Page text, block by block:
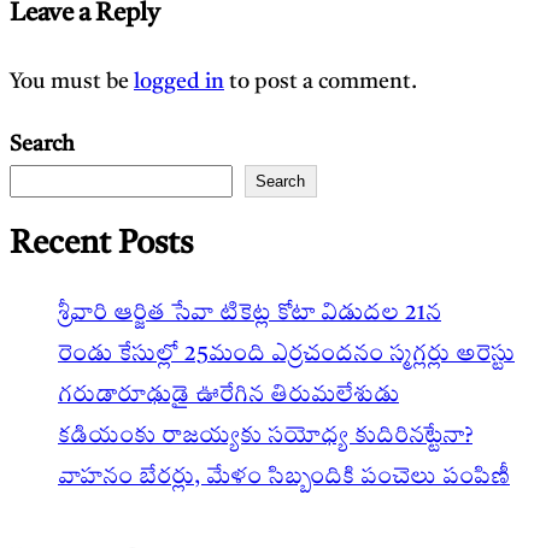
Leave a Reply
You must be logged in to post a comment.
Search
Search
Recent Posts
శ్రీవారి ఆర్జిత సేవా టికెట్ల కోటా విడుదల 21న
రెండు కేసుల్లో 25మంది ఎర్రచందనం స్మగ్లర్లు అరెస్టు
గరుడారూఢుడై ఊరేగిన తిరుమలేశుడు
కడియంకు రాజయ్యకు సయోధ్య కుదిరినట్టేనా?
వాహ‌నం బేర‌ర్లు, మేళం సిబ్బందికి పంచెలు పంపిణీ